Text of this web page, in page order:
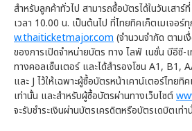
สำหรับลูกค้าทั่วไป สามารถซื้อบัตรได้ในวันเส
เวลา 10.00 น. เป็นต้นไป ที่ไทยทิคเก็ตเมเจอร์
w.thaiticketmajor.com (จำนวนจำกัด ตามเ
ของการเปิดจำหน่ายบัตร ทาง ไลฟ์ เนชั่น บีอีซี-
ทางคอลเซ็นเตอร์ และได้สำรองโซน A1, B1,
และ J ไว้ให้เฉพาะผู้ซื้อบัตรหน้าเคาน์เตอร์ไทยทิ
เท่านั้น และสำหรับผู้ซื้อบัตรผ่านทางเว็บไซต์
จะรับชำระเงินผ่านบัตรเครดิตหรือบัตรเดบิตเท่า